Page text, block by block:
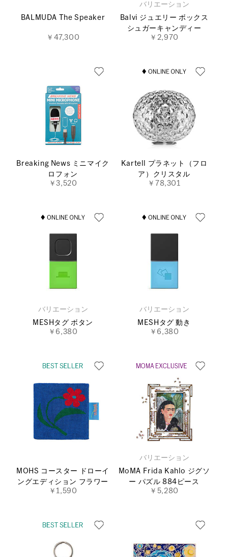
BALMUDA The Speaker
￥47,300
バリエーション
Balvi ジュエリー ボックス
シュガーキャンディー
￥2,970
Breaking News ミニマイク
ロフォン
￥3,520
Kartell プラネット（フロ
ア）クリスタル
￥78,301
バリエーション
MESHタグ ボタン
￥6,380
バリエーション
MESHタグ 動き
￥6,380
MOHS コースター ドローイ
ングエディション フラワー
￥1,590
バリエーション
MoMA Frida Kahlo ジグソ
ー パズル 884ピース
￥5,280